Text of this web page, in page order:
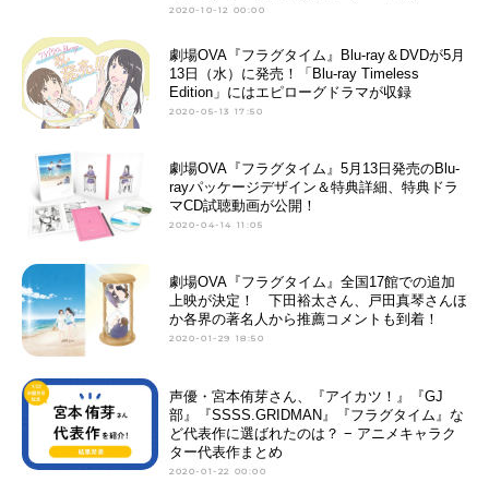
2020-10-12 00:00
劇場OVA『フラグタイム』Blu-ray＆DVDが5月
13日（水）に発売！「Blu-ray Timeless
Edition」にはエピローグドラマが収録
2020-05-13 17:50
劇場OVA『フラグタイム』5月13日発売のBlu-
rayパッケージデザイン＆特典詳細、特典ドラ
マCD試聴動画が公開！
2020-04-14 11:05
劇場OVA『フラグタイム』全国17館での追加
上映が決定！ 下田裕太さん、戸田真琴さんほ
か各界の著名人から推薦コメントも到着！
2020-01-29 18:50
声優・宮本侑芽さん、『アイカツ！』『GJ
部』『SSSS.GRIDMAN』『フラグタイム』な
ど代表作に選ばれたのは？ − アニメキャラク
ター代表作まとめ
2020-01-22 00:00